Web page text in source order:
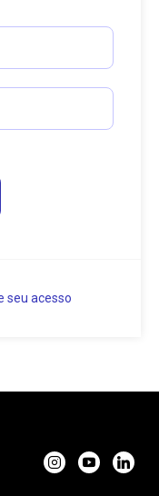
seu acesso